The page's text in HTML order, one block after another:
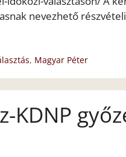
nevezhető
, Magyar Péter
KDNP